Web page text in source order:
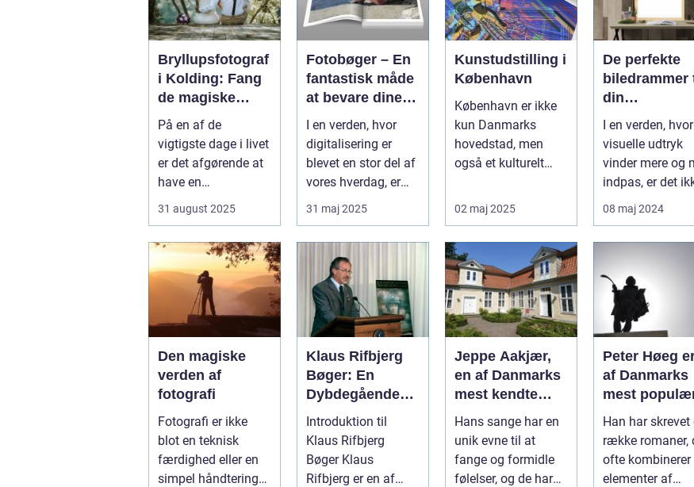
Bryllupsfotograf
i Kolding: Fang
de magiske
øjeblikke på din
store dag
På en af de
vigtigste dage i livet
er det afgørende at
have en
professionel
bryllupsfot...
31 august 2025
Fotobøger – En
fantastisk måde
at bevare dine
minder på
I en verden, hvor
digitalisering er
blevet en stor del af
vores hverdag, er
der stadig noget
31 maj 2025
Kunstudstilling i
København
København er ikke
kun Danmarks
hovedstad, men
også et kulturelt
kunstent...
02 maj 2025
De perfekte
biledrammer
din
kunstsamling
I en verden,
visuelle udtryk
vinder mere og
indpas, er det
overraskende, at
biled...
08 maj 2024
Den magiske
verden af
fotografi
Fotografi er ikke
blot en teknisk
færdighed eller en
simpel håndtering
Klaus Rifbjerg
Bøger: En
Dybdegående
Kig på et
Litterært
Mesterstykke
Introduktion til
Klaus Rifbjerg
Bøger Klaus
Rifbjerg er en af
Jeppe Aakjær,
en af Danmarks
mest kendte
forfattere og
digtere, er også
kendt for sine
smukke sange
Hans sange har en
unik evne til at
fange og formidle
følelser, og de har
Peter Høeg
af Danmarks
mest
forfattere,
for sine
spændende
Han har skrevet
række romaner,
ofte kombinerer
elementer af